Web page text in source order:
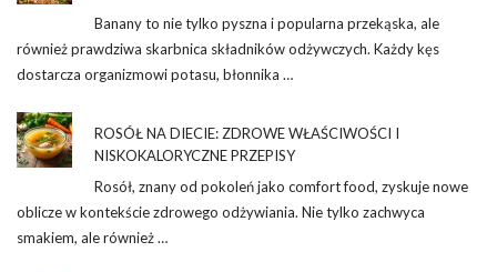
Banany to nie tylko pyszna i popularna przekąska, ale
również prawdziwa skarbnica składników odżywczych. Każdy kęs
dostarcza organizmowi potasu, błonnika …
ROSÓŁ NA DIECIE: ZDROWE WŁAŚCIWOŚCI I
NISKOKALORYCZNE PRZEPISY
Rosół, znany od pokoleń jako comfort food, zyskuje nowe
oblicze w kontekście zdrowego odżywiania. Nie tylko zachwyca
smakiem, ale również …